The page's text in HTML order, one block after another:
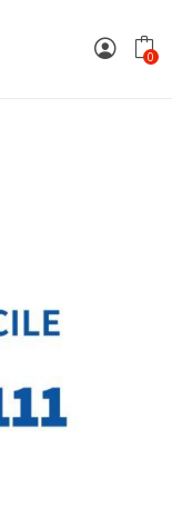
0
Da Attivare